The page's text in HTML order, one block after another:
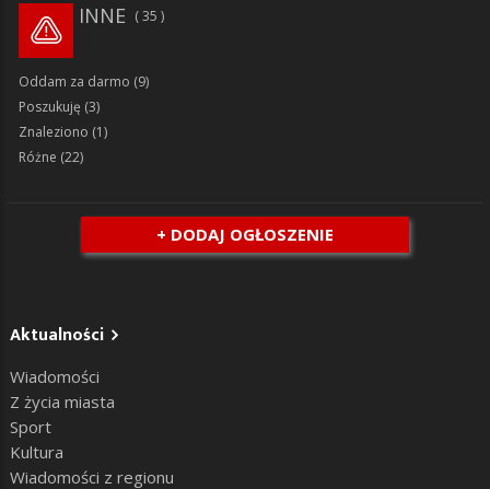
35
INNE
Oddam za darmo (9)
Poszukuję (3)
Znaleziono (1)
Różne (22)
+ DODAJ OGŁOSZENIE
Aktualności
Wiadomości
Z życia miasta
Sport
Kultura
Wiadomości z regionu